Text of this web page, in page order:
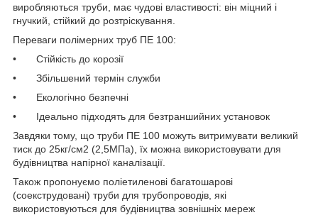
виробляються труби, має чудові властивості: він міцний і
гнучкий, стійкий до розтріскування.
Переваги полімерних труб ПЕ 100:
• Стійкість до корозії
• Збільшений термін служби
• Екологічно безпечні
• Ідеально підходять для безтраншийних установок
Завдяки тому, що труби ПЕ 100 можуть витримувати великий
тиск до 25кг/см2 (2,5МПа), їх можна використовувати для
будівництва напірної каналізації.
Також пропонуємо поліетиленові багатошарові
(соекструдовані) труби для трубопроводів, які
використовуються для будівництва зовнішніх мереж